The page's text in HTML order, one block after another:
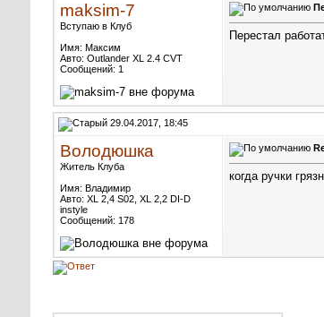
maksim-7
Вступаю в Клуб
Имя: Максим
Авто: Outlander XL 2.4 CVT
Сообщений: 1
Перестал
29.04.2017, 18:45
Володюшка
Житель Клуба
Имя: Владимир
Авто: XL 2,4 S02, XL 2,2 DI-D
instyle
Сообщений: 178
когда ручки